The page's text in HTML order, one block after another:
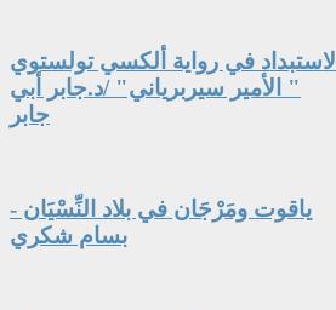
الاستبداد في رواية ألكسي تولستوي
" الأمير سيربرياني" /د.جابر أبي
جابر
ياقوت ومَرْجَان في بلاد النِّسْيَان -
بسام شكري